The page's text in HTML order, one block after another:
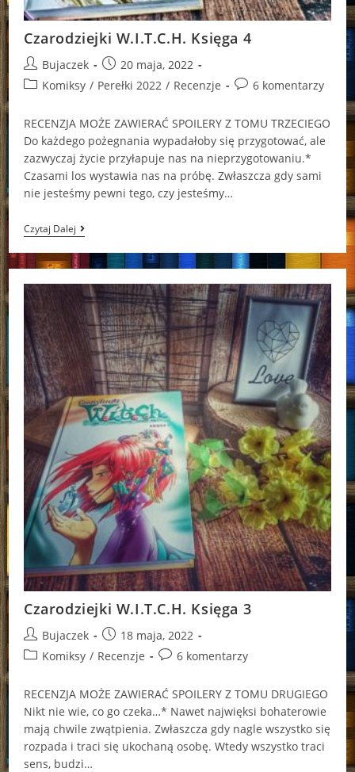
Czarodziejki W.I.T.C.H. Księga 4
Post
author:
Bujaczek
Post
published:
20 maja, 2022
PostKomiksy / Perełki 2022 / Recenzje
Post6 komentarzy
RECENZJA MOŻE ZAWIERAĆ SPOILERY Z TOMU TRZECIEGO
Do każdego pożegnania wypadałoby się przygotować, ale
zazwyczaj życie przyłapuje nas na nieprzygotowaniu.*
Czasami los wystawia nas na próbę. Zwłaszcza gdy sami
nie jesteśmy pewni tego, czy jesteśmy…
Czytaj DalejCzarodziejki
W.I.T.C.H.
Księga
4
Czarodziejki W.I.T.C.H. Księga 3
Post
author:
Bujaczek
Post
published:
18 maja, 2022
PostKomiksy / Recenzje
Post6 komentarzy
RECENZJA MOŻE ZAWIERAĆ SPOILERY Z TOMU DRUGIEGO
Nikt nie wie, co go czeka…* Nawet najwięksi bohaterowie
mają chwile zwątpienia. Zwłaszcza gdy nagle wszystko się
rozpada i traci się ukochaną osobę. Wtedy wszystko traci
sens, budzi…